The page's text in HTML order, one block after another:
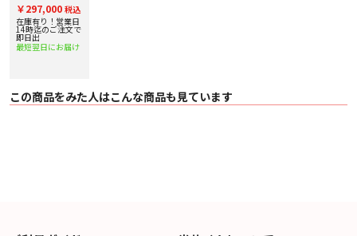
ーヤー
￥297,000 税込
在庫有り！営業日
14時迄のご注文で
即日出
最短翌日にお届け
この商品をみた人はこんな商品も見ています